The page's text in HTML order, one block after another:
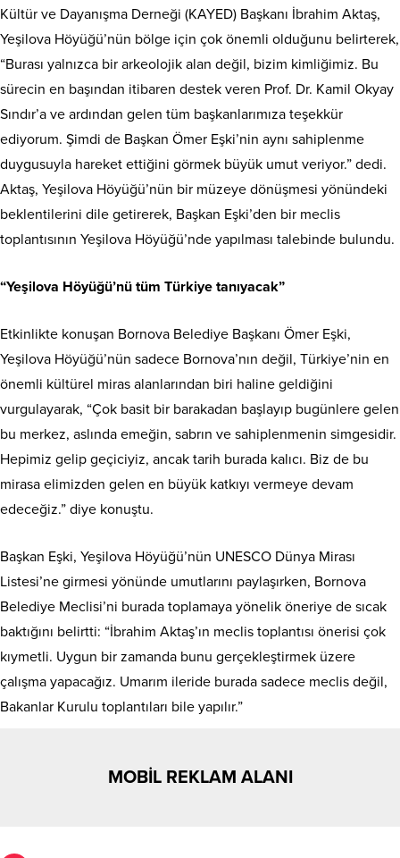
Kültür ve Dayanışma Derneği (KAYED) Başkanı İbrahim Aktaş,
Yeşilova Höyüğü’nün bölge için çok önemli olduğunu belirterek,
“Burası yalnızca bir arkeolojik alan değil, bizim kimliğimiz. Bu
sürecin en başından itibaren destek veren Prof. Dr. Kamil Okyay
Sındır’a ve ardından gelen tüm başkanlarımıza teşekkür
ediyorum. Şimdi de Başkan Ömer Eşki’nin aynı sahiplenme
duygusuyla hareket ettiğini görmek büyük umut veriyor.” dedi.
Aktaş, Yeşilova Höyüğü’nün bir müzeye dönüşmesi yönündeki
beklentilerini dile getirerek, Başkan Eşki’den bir meclis
toplantısının Yeşilova Höyüğü’nde yapılması talebinde bulundu.
“Yeşilova Höyüğü’nü tüm Türkiye tanıyacak”
Etkinlikte konuşan Bornova Belediye Başkanı Ömer Eşki,
Yeşilova Höyüğü’nün sadece Bornova’nın değil, Türkiye’nin en
önemli kültürel miras alanlarından biri haline geldiğini
vurgulayarak, “Çok basit bir barakadan başlayıp bugünlere gelen
bu merkez, aslında emeğin, sabrın ve sahiplenmenin simgesidir.
Hepimiz gelip geçiciyiz, ancak tarih burada kalıcı. Biz de bu
mirasa elimizden gelen en büyük katkıyı vermeye devam
edeceğiz.” diye konuştu.
Başkan Eşki, Yeşilova Höyüğü’nün UNESCO Dünya Mirası
Listesi’ne girmesi yönünde umutlarını paylaşırken, Bornova
Belediye Meclisi’ni burada toplamaya yönelik öneriye de sıcak
baktığını belirtti: “İbrahim Aktaş’ın meclis toplantısı önerisi çok
kıymetli. Uygun bir zamanda bunu gerçekleştirmek üzere
çalışma yapacağız. Umarım ileride burada sadece meclis değil,
Bakanlar Kurulu toplantıları bile yapılır.”
MOBİL REKLAM ALANI